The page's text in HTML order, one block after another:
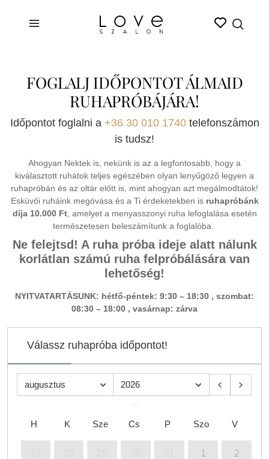
FOGLALJ IDŐPONTOT ÁLMAID
RUHAPRÓBÁJÁRA!
Időpontot foglalni a +36 30 010 1740telefonszámon
is tudsz!
Ahogyan Nektek is, nekünk is az a legfontosabb, hogy a
kiválasztott ruhátok teljes egészében olyan lenyűgöző legyen a
ruhapróbán és az oltár előtt is, mint ahogyan azt megálmodtátok!
Esküvői ruháink megóvása és a Ti érdeketekben is ruhapróbánk
díja 10.000 Ft, amelyet a menyasszonyi ruha lefoglalása esetén
természetesen beleszámítunk a foglalóba.
Ne felejtsd! A ruha próba ideje alatt nálunk
korlátlan számú ruha felpróbálására van
lehetőség!
NYITVATARTÁSUNK: hétfő-péntek: 9:30 – 18:30 , szombat:
08:30 – 18:00 , vasárnap: zárva
Válassz ruhapróba időpontot!
augusztus 2026
H K Sze Cs P Szo V
1 2